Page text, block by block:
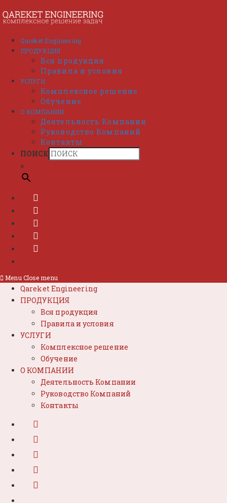
к
содержимому
Qareket Engineering
ПРОДУКЦИЯ
Вся продукция
Правила и условия
УСЛУГИ
Комплексное решение
Обучение
О КОМПАНИИ
Деятельность Компании
Руководство Компаний
Контакты
ПОИСК
×
Menu Close menu
Qareket Engineering
ПРОДУКЦИЯ
Вся продукция
Правила и условия
УСЛУГИ
Комплексное решение
Обучение
О КОМПАНИИ
Деятельность Компании
Руководство Компаний
Контакты